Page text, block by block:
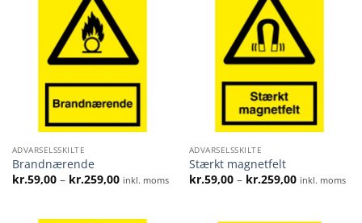
ADVARSELSSKILTE
Brandnærende
kr.59,00 – kr.259,00Prisinterval:
kr.59,00
inkl. moms
ADVARSELSSKILTE
Stærkt magnetfelt
kr.59,00 – kr.259,00Prisinterval:
kr.59,00
inkl. moms